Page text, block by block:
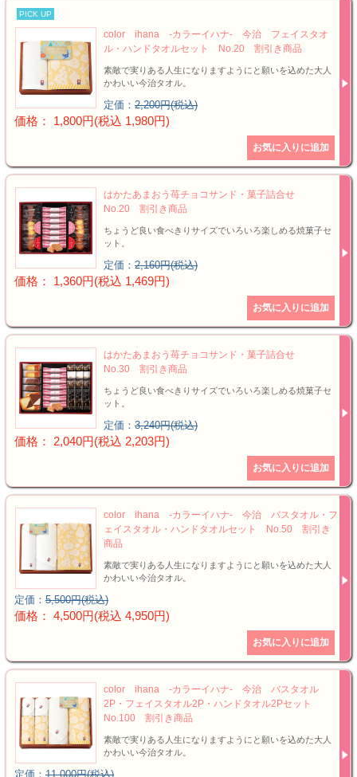
PICK UP
color ihana -カラーイハナ- 今治 フェイスタオ
ル・ハンドタオルセット No.20 割引き商品
素敵で実りある人生になりますようにと願いを込めた大人
かわいい今治タオル。
定価： 2,200円(税込)
価格： 1,800円(税込 1,980円)
はかたあまおう苺チョコサンド・菓子詰合せ
No.20 割引き商品
ちょうど良い食べきりサイズでいろいろ楽しめる焼菓子セ
ット。
定価： 2,160円(税込)
価格： 1,360円(税込 1,469円)
はかたあまおう苺チョコサンド・菓子詰合せ
No.30 割引き商品
ちょうど良い食べきりサイズでいろいろ楽しめる焼菓子セ
ット。
定価： 3,240円(税込)
価格： 2,040円(税込 2,203円)
color ihana -カラーイハナ- 今治 バスタオル・フ
ェイスタオル・ハンドタオルセット No.50 割引き
商品
素敵で実りある人生になりますようにと願いを込めた大人
かわいい今治タオル。
定価： 5,500円(税込)
価格： 4,500円(税込 4,950円)
color ihana -カラーイハナ- 今治 バスタオル
2P・フェイスタオル2P・ハンドタオル2Pセット
No.100 割引き商品
素敵で実りある人生になりますようにと願いを込めた大人
かわいい今治タオル。
定価： 11,000円(税込)